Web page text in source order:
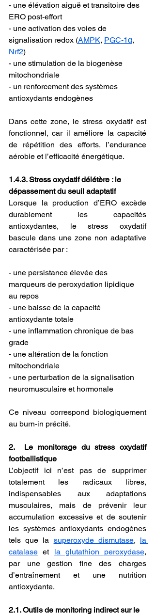
- une élévation aiguë et transitoire des
ERO post-effort
- une activation des voies de
signalisation redox (AMPK, PGC-1α,
Nrf2)
- une stimulation de la biogenèse
mitochondriale
- un renforcement des systèmes
antioxydants endogènes
Dans cette zone, le stress oxydatif est
fonctionnel, car il améliore la capacité
de répétition des efforts, l’endurance
aérobie et l’efficacité énergétique.
1.4.3. Stress oxydatif délétère : le
dépassement du seuil adaptatif
Lorsque la production d’ERO excède
durablement les capacités
antioxydantes, le stress oxydatif
bascule dans une zone non adaptative
caractérisée par :
- une persistance élevée des
marqueurs de peroxydation lipidique
au repos
- une baisse de la capacité
antioxydante totale
- une inflammation chronique de bas
grade
- une altération de la fonction
mitochondriale
- une perturbation de la signalisation
neuromusculaire et hormonale
Ce niveau correspond biologiquement
au burn-in précité.
2.  Le monitorage du stress oxydatif
footballistique
L’objectif ici n’est pas de supprimer
totalement les radicaux libres,
indispensables aux adaptations
musculaires, mais de prévenir leur
accumulation excessive et de soutenir
les systèmes antioxydants endogènes
tels que la superoxyde dismutase, la
catalase et la glutathion peroxydase,
par une gestion fine des charges
d’entraînement et une nutrition
antioxydante.
2.1. Outils de monitoring indirect sur le